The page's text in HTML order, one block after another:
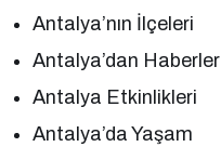
Antalya’nın İlçeleri
Antalya’dan Haberler
Antalya Etkinlikleri
Antalya’da Yaşam